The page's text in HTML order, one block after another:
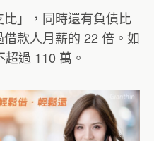
」，同時還有負債比
款人月薪的 22 倍。如
過 110 萬。